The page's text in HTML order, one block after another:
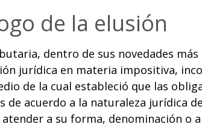
de la elusión
dentro de sus novedades
jurídica en materia impositiva,
de la cual estableció que las
de acuerdo a la naturaleza jurídica
a su forma, denominación o